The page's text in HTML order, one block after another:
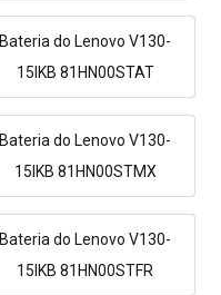
Bateria do Lenovo V130-
15IKB 81HN00STAT
Bateria do Lenovo V130-
15IKB 81HN00STMX
Bateria do Lenovo V130-
15IKB 81HN00STFR